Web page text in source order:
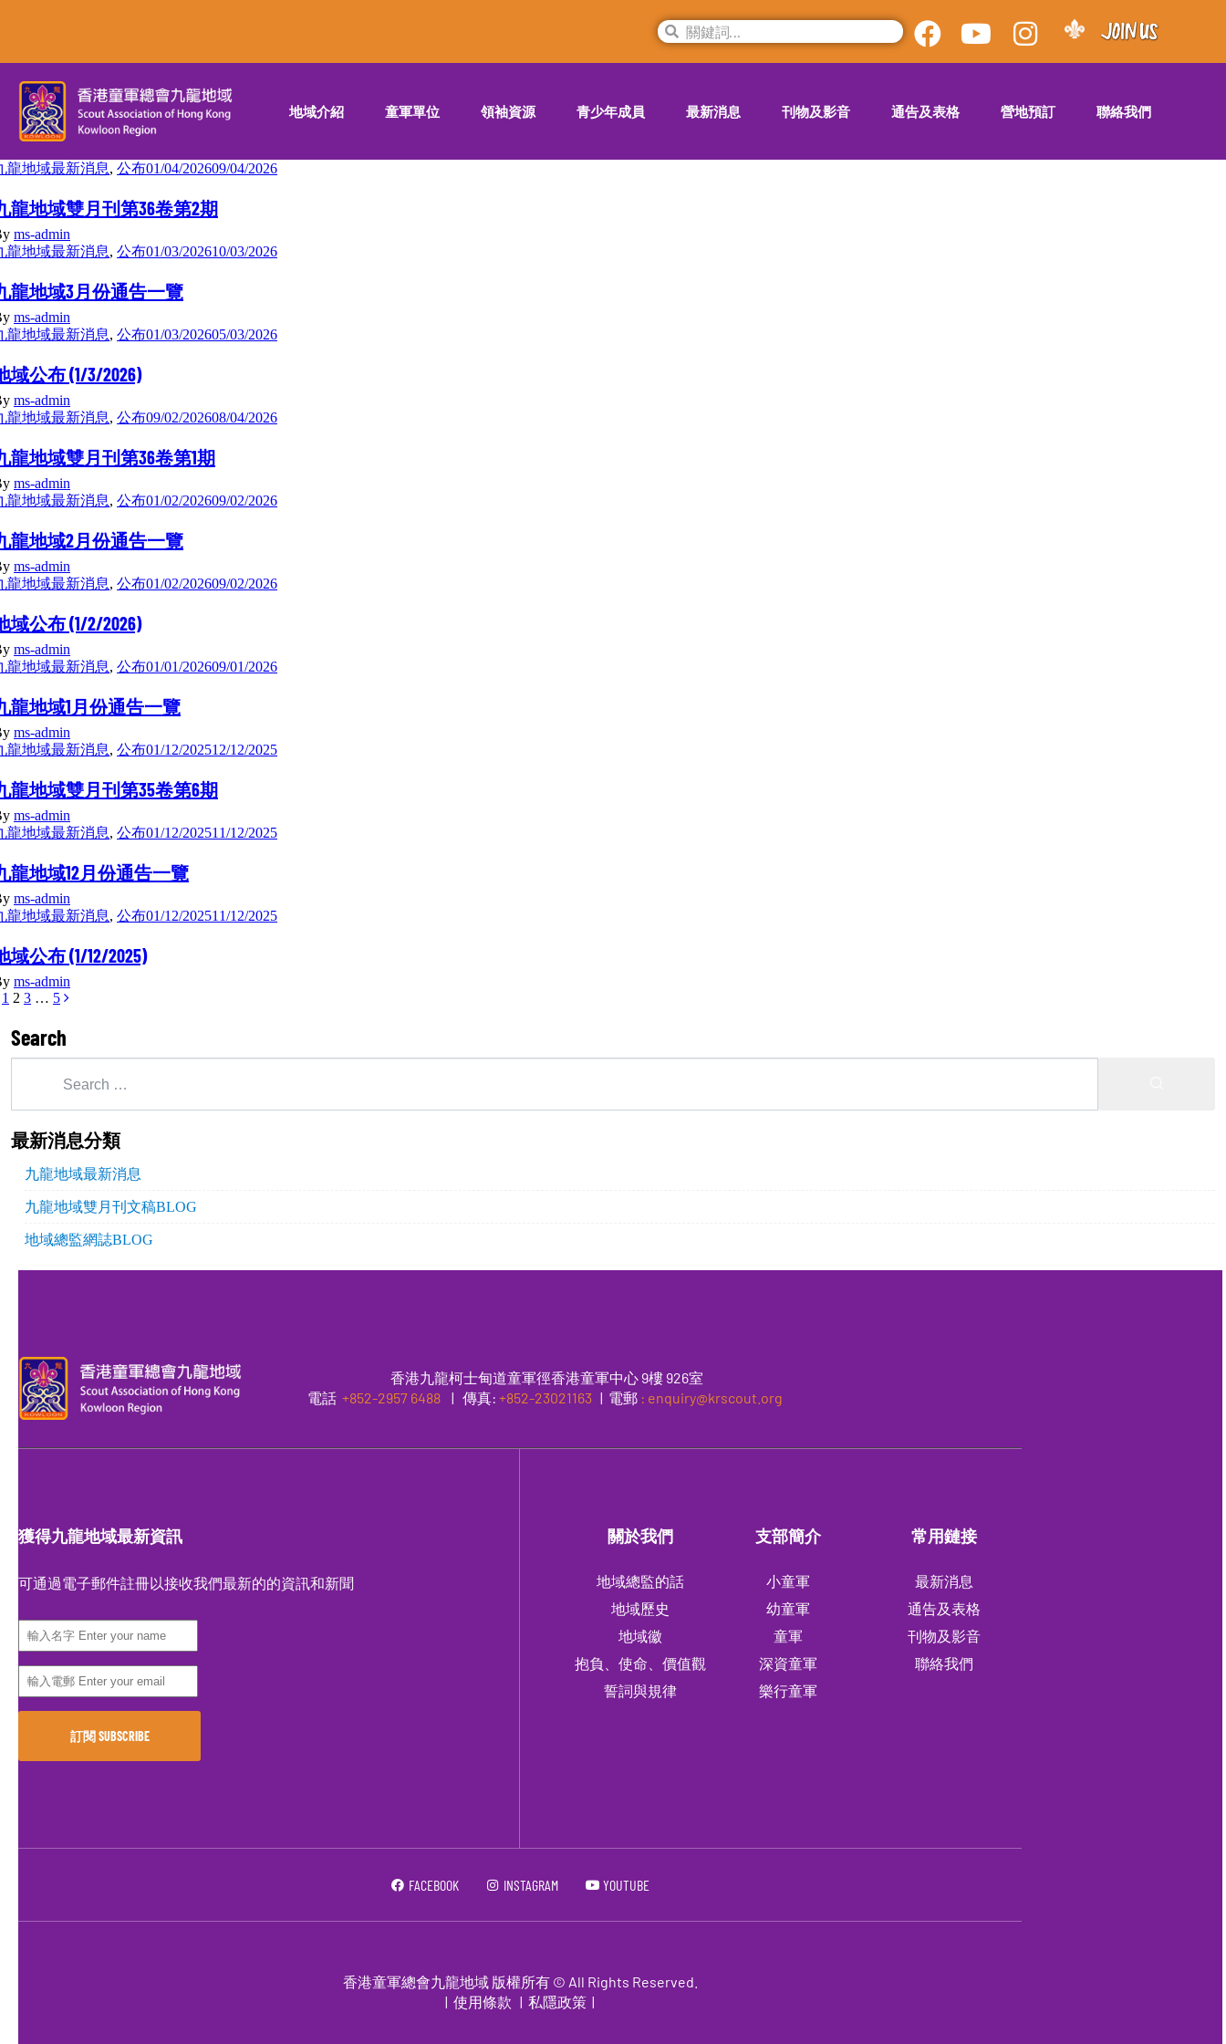
地域介紹 童軍單位 領袖資源 青少年成員 最新消息 刊物及影音 通告及表格 營地預訂 聯絡我們
龍地域最新消息, 公布01/04/202609/04/2026
龍地域雙月刊第36卷第2期
ms-admin
龍地域最新消息, 公布01/03/202610/03/2026
龍地域3月份通告一覽
ms-admin
龍地域最新消息, 公布01/03/202605/03/2026
域公布 (1/3/2026)
ms-admin
龍地域最新消息, 公布09/02/202608/04/2026
龍地域雙月刊第36卷第1期
ms-admin
龍地域最新消息, 公布01/02/202609/02/2026
龍地域2月份通告一覽
ms-admin
龍地域最新消息, 公布01/02/202609/02/2026
域公布 (1/2/2026)
ms-admin
龍地域最新消息, 公布01/01/202609/01/2026
龍地域1月份通告一覽
ms-admin
龍地域最新消息, 公布01/12/202512/12/2025
龍地域雙月刊第35卷第6期
ms-admin
龍地域最新消息, 公布01/12/202511/12/2025
龍地域12月份通告一覽
ms-admin
龍地域最新消息, 公布01/12/202511/12/2025
域公布 (1/12/2025)
ms-admin
1 2 3 … 5
Search
最新消息分類
九龍地域最新消息
九龍地域雙月刊文稿BLOG
地域總監網誌BLOG
香港九龍柯士甸道童軍徑香港童軍中心 9樓 926室
電話 +852-2957 6488 |傳真:+852-23021163 | 電郵 : enquiry@krscout.org
獲得九龍地域最新資訊
可通過電子郵件註冊以接收我們最新的的資訊和新聞
關於我們
地域總監的話
地域歷史
地域徽
抱負、使命、價值觀
誓詞與規律
支部簡介
小童軍
幼童軍
童軍
深資童軍
樂行童軍
常用鏈接
最新消息
通告及表格
刊物及影音
聯絡我們
FACEBOOK INSTAGRAM YOUTUBE
香港童軍總會九龍地域 版權所有 © All Rights Reserved.
| 使用條款 | 私隱政策 |